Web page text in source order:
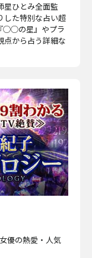
星ひとみ全面監
した特別な占い超
◯◯の星』やプラ
点から占う詳細な
優の熱愛・人気